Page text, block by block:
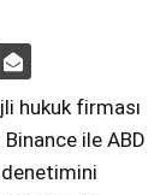
hukuk firması
ile ABD
denetimini